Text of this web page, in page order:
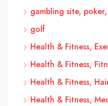
gambling site,
golf
Health & Fitness,
Health & Fitness,
Health & Fitness,
Health & Fitness,